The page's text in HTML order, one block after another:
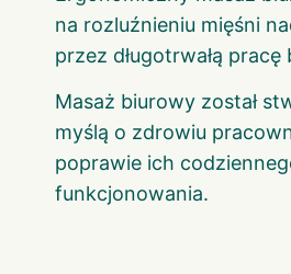
na rozluźnieniu mięśni
przez długotrwałą pracę
Masaż biurowy został
myślą o zdrowiu
poprawie ich
funkcjonowania.